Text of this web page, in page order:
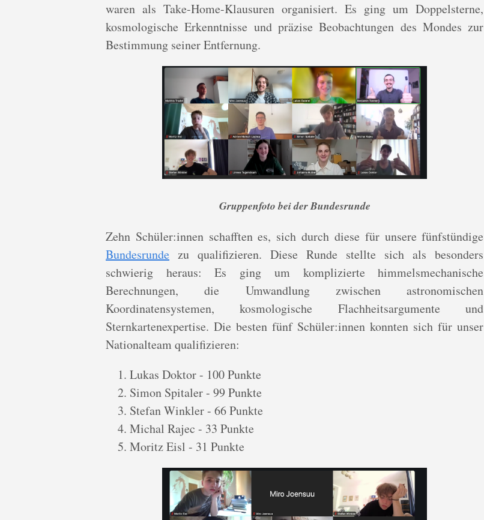
waren als Take-Home-Klausuren organisiert. Es ging um Doppelsterne,
kosmologische Erkenntnisse und präzise Beobachtungen des Mondes zur
Bestimmung seiner Entfernung.
Gruppenfoto bei der Bundesrunde
Zehn Schüler:innen schafften es, sich durch diese für unsere fünfstündige
Bundesrunde zu qualifizieren. Diese Runde stellte sich als besonders
schwierig heraus: Es ging um komplizierte himmelsmechanische
Berechnungen, die Umwandlung zwischen astronomischen
Koordinatensystemen, kosmologische Flachheitsargumente und
Sternkartenexpertise. Die besten fünf Schüler:innen konnten sich für unser
Nationalteam qualifizieren:
Lukas Doktor - 100 Punkte
Simon Spitaler - 99 Punkte
Stefan Winkler - 66 Punkte
Michal Rajec - 33 Punkte
Moritz Eisl - 31 Punkte